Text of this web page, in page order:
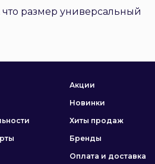
размер универсальный
Акции
Новинки
Хиты продаж
Бренды
Оплата и доставка